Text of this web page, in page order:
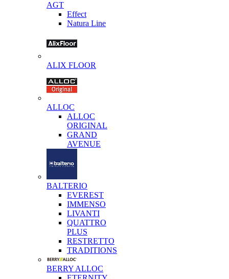
AGT
Effect
Natura Line
ALIX FLOOR
ALLOC
ALLOC
ORIGINAL
GRAND
AVENUE
BALTERIO
EVEREST
IMMENSO
LIVANTI
QUATTRO
PLUS
RESTRETTO
TRADITIONS
BERRY ALLOC